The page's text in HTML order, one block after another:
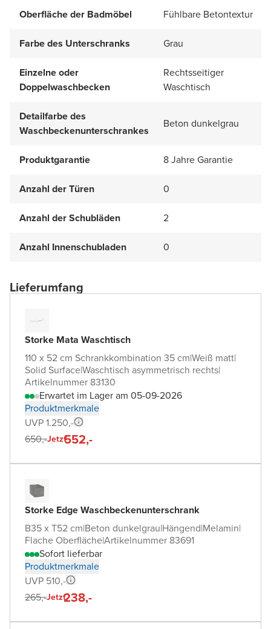
Oberfläche der Badmöbel Fühlbare Betontextur
Farbe des Unterschranks Grau
Einzelne oder
Doppelwaschbecken
Rechtsseitiger
Waschtisch
Detailfarbe des
Waschbeckenunterschrankes
Beton dunkelgrau
Produktgarantie 8 Jahre Garantie
Anzahl der Türen 0
Anzahl der Schubläden 2
Anzahl Innenschubladen 0
Lieferumfang
Storke Mata Waschtisch
110 x 52 cm Schrankkombination 35 cm|Weiß matt|
Solid Surface|Waschtisch asymmetrisch rechts|
Artikelnummer 83130
Erwartet im Lager am 05-09-2026
Produktmerkmale
UVP 1.250,-
650,-Jetzt552,-
Storke Edge Waschbeckenunterschrank
B35 x T52 cm|Beton dunkelgrau|Hängend|Melamin|
Flache Oberfläche|Artikelnummer 83691
Sofort lieferbar
Produktmerkmale
UVP 510,-
265,-Jetzt238,-